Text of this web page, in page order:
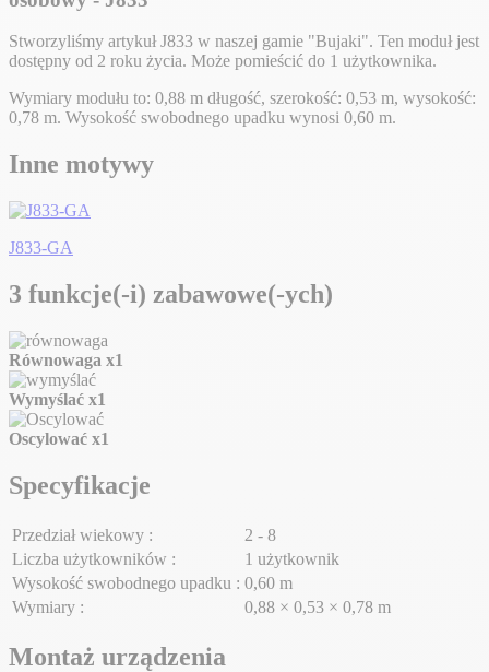
Stworzyliśmy artykuł J833 w naszej gamie "Bujaki". Ten moduł jest
dostępny od 2 roku życia. Może pomieścić do 1 użytkownika.
Wymiary modułu to: 0,88 m długość, szerokość: 0,53 m, wysokość:
0,78 m. Wysokość swobodnego upadku wynosi 0,60 m.
Inne motywy
J833-GA
3 funkcje(-i) zabawowe(-ych)
Równowaga x1
Wymyślać x1
Oscylować x1
Specyfikacje
Przedział wiekowy :
2 - 8
Liczba użytkowników :
1 użytkownik
Wysokość swobodnego upadku : 0,60 m
Wymiary :
0,88 × 0,53 × 0,78 m
Montaż urządzenia